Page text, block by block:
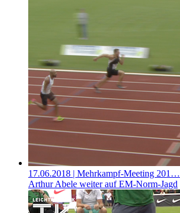
17.06.2018 | Mehrkampf-Meeting 201…
Arthur Abele weiter auf EM-Norm-Jagd